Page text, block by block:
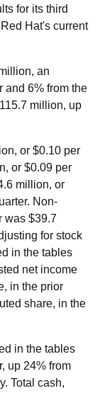
for its third
Hat's current
an
and 6% from the
million, up
or $0.10 per
or $0.09 per
million, or
Non-
was $39.7
for stock
in the tables
net income
in the prior
share, in the
in the tables
up 24% from
Total cash,